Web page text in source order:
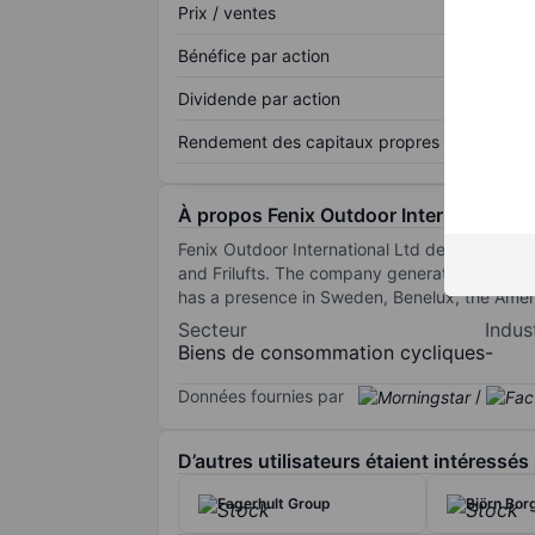
Prix / ventes
Bénéfice par action
Dividende par action
Rendement des capitaux propres
À propos Fenix Outdoor International
Fenix Outdoor International Ltd designs and
and Frilufts. The company generates
has a presence in Sweden, Benelux, the
Secteur
Biens de consommation cycliques-
Données fournies par /
D’autres utilisateurs étaient intéressés
Fagerhult Group Björn